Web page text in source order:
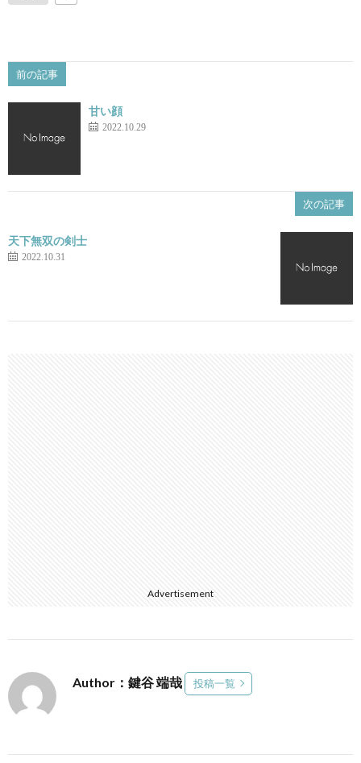
前の記事
甘い顔
2022.10.29
次の記事
天下無双の剣士
2022.10.31
Advertisement
Author：鍵谷 端哉 投稿一覧